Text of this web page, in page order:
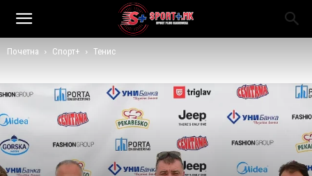
Почетна Спорт+ Тенис